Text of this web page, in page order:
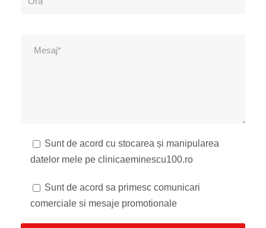
Sunt de acord cu stocarea și manipularea
datelor mele pe clinicaeminescu100.ro
Sunt de acord sa primesc comunicari
comerciale si mesaje promotionale